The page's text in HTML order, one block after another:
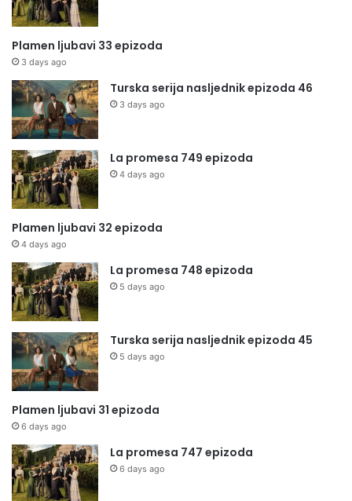
Plamen ljubavi 33 epizoda
3 days ago
Turska serija nasljednik epizoda 46
3 days ago
La promesa 749 epizoda
4 days ago
Plamen ljubavi 32 epizoda
4 days ago
La promesa 748 epizoda
5 days ago
Turska serija nasljednik epizoda 45
5 days ago
Plamen ljubavi 31 epizoda
6 days ago
La promesa 747 epizoda
6 days ago